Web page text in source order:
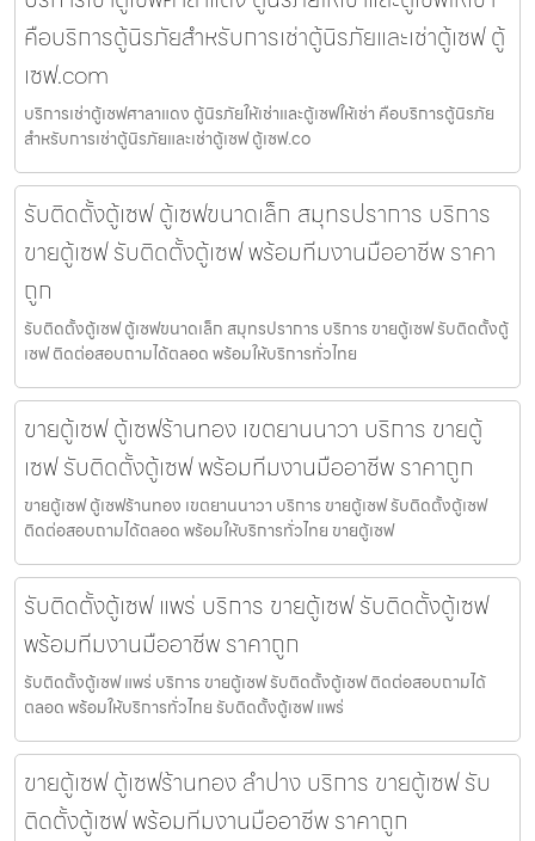
คือบริการตู้นิรภัยสำหรับการเช่าตู้นิรภัยและเช่าตู้เซฟ ตู้
เซฟ.com
บริการเช่าตู้เซฟศาลาแดง ตู้นิรภัยให้เช่าและตู้เซฟให้เช่า คือบริการตู้นิรภัย
สำหรับการเช่าตู้นิรภัยและเช่าตู้เซฟ ตู้เซฟ.co
รับติดตั้งตู้เซฟ ตู้เซฟขนาดเล็ก สมุทรปราการ บริการ
ขายตู้เซฟ รับติดตั้งตู้เซฟ พร้อมทีมงานมืออาชีพ ราคา
ถูก
รับติดตั้งตู้เซฟ ตู้เซฟขนาดเล็ก สมุทรปราการ บริการ ขายตู้เซฟ รับติดตั้งตู้
เซฟ ติดต่อสอบถามได้ตลอด พร้อมให้บริการทั่วไทย
ขายตู้เซฟ ตู้เซฟร้านทอง เขตยานนาวา บริการ ขายตู้
เซฟ รับติดตั้งตู้เซฟ พร้อมทีมงานมืออาชีพ ราคาถูก
ขายตู้เซฟ ตู้เซฟร้านทอง เขตยานนาวา บริการ ขายตู้เซฟ รับติดตั้งตู้เซฟ
ติดต่อสอบถามได้ตลอด พร้อมให้บริการทั่วไทย ขายตู้เซฟ
รับติดตั้งตู้เซฟ แพร่ บริการ ขายตู้เซฟ รับติดตั้งตู้เซฟ
พร้อมทีมงานมืออาชีพ ราคาถูก
รับติดตั้งตู้เซฟ แพร่ บริการ ขายตู้เซฟ รับติดตั้งตู้เซฟ ติดต่อสอบถามได้
ตลอด พร้อมให้บริการทั่วไทย รับติดตั้งตู้เซฟ แพร่
ขายตู้เซฟ ตู้เซฟร้านทอง ลำปาง บริการ ขายตู้เซฟ รับ
ติดตั้งตู้เซฟ พร้อมทีมงานมืออาชีพ ราคาถูก